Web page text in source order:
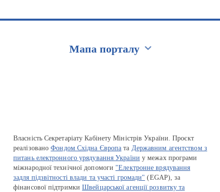
Мапа порталу
Власність Секретаріату Кабінету Міністрів України. Проєкт
реалізованоФондом Східна Європа та Державним агентством з
питань електронного урядування України у межах програми
міжнародної технічної допомоги "Електронне врядування
задля підзвітності влади та участі громади" (EGAP), за
фінансової підтримкиШвейцарської агенції розвитку та